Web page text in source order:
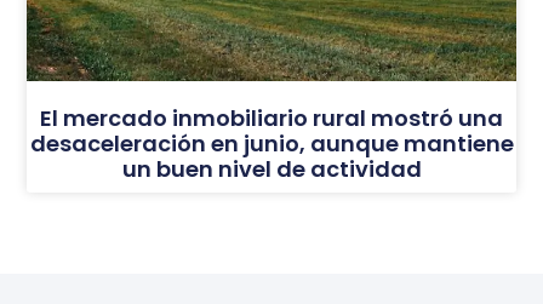
El mercado inmobiliario rural mostró una
desaceleración en junio, aunque mantiene
un buen nivel de actividad